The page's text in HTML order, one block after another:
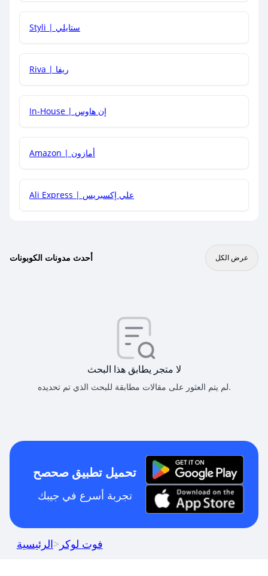
هل يمكنني جمع كود خصم مع العروض الأخرى؟
Styli | ستايلي
Riva | ريفا
In-House | إن هاوس
Amazon | أمازون
Ali Express | علي إكسبريس
أحدث مدونات الكوبونات عرض الكل
لا متجر يطابق هذا البحث
لم يتم العثور على مقالات مطابقة للبحث الذي تم تحديده.
تحميل تطبيق صحصح
تجربة أسرع في جيبك
الرئيسية> فوت لوكر